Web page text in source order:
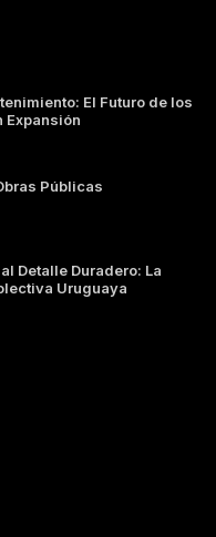
El Futuro de los
Expansión
Públicas
Detalle Duradero: La
Uruguaya